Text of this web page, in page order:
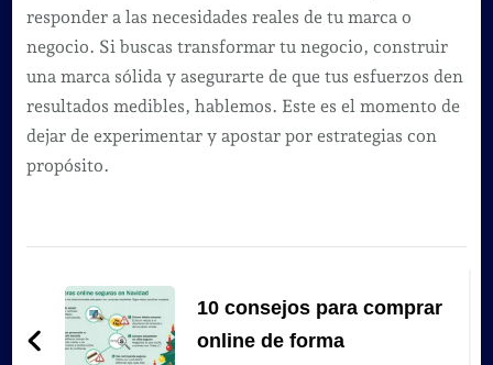
responder a las necesidades reales de tu marca o
negocio. Si buscas transformar tu negocio, construir
una marca sólida y asegurarte de que tus esfuerzos den
resultados medibles, hablemos. Este es el momento de
dejar de experimentar y apostar por estrategias con
propósito.
de
entradas
10 consejos para comprar
online de forma